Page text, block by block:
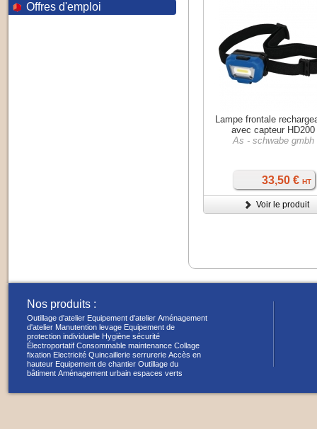
Offres d'emploi
Lampe frontale
avec capteur HD200
As - schwabe gmbh
33,50 € HT
Voir le produit
Nos produits :
Outillage d'atelier Equipement d'atelier Aménagement
d'atelier Manutention levage Equipement de
protection individuelle Hygiène sécurité
Électroportatif Consommable maintenance Collage
fixation Electricité Quincaillerie serrurerie Accès en
hauteur Equipement de chantier Outillage du
bâtiment Aménagement urbain espaces verts